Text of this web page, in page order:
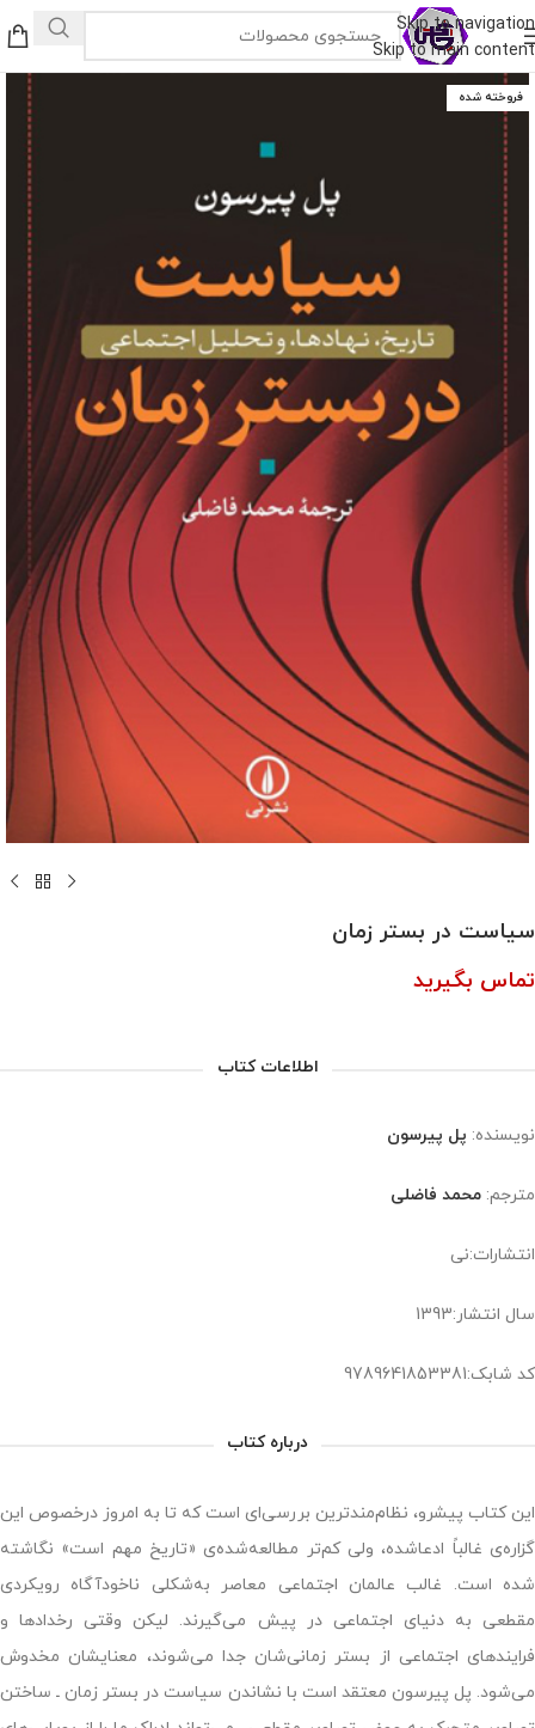
Skip to navigation
Skip to main content
فروخته شده
سیاست در بستر زمان
تماس بگیرید
اطلاعات کتاب
نویسنده: پل پیرسون
مترجم: محمد فاضلی
انتشارات:نی
سال انتشار:1393
کد شابک:9789641853381
درباره کتاب
این کتاب پیشرو، نظام‌مندترین بررسی‌ای است که تا به امروز درخصوص این
گزاره‌ی غالباً ادعاشده، ولی کم‌تر مطالعه‌شده‌ی «تاریخ مهم است» نگاشته
شده است. غالب عالمان اجتماعی معاصر به‌شکلی ناخودآگاه رویکردی
مقطعی به دنیای اجتماعی در پیش می‌گیرند. لیکن وقتی رخدادها و
فرایندهای اجتماعی از بستر زمانی‌شان جدا می‌شوند، معنایشان مخدوش
می‌شود. پل پیرسون معتقد است با نشاندن سیاست در بستر زمان ـ ساختن